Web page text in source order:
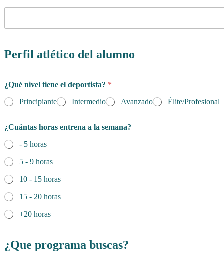
Perfil atlético del alumno
¿Qué nivel tiene el deportista? *
Principiante
Intermedio Avanzado Élite/Profesional
¿Cuántas horas entrena a la semana?
- 5 horas
5 - 9 horas
10 - 15 horas
15 - 20 horas
+20 horas
¿Que programa buscas?